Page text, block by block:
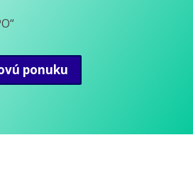
ponuku